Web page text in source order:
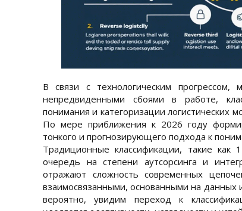
В связи с технологическим
непредвиденными сбоями в работе,
понимания и категоризации логистических
По мере приближения к 2026 году
тонкого и прогнозирующего подхода к
Традиционные классификации, такие
очередь на степени аутсорсинга и
отражают сложность современных
взаимосвязанными, основанными на
вероятно, увидим переход к